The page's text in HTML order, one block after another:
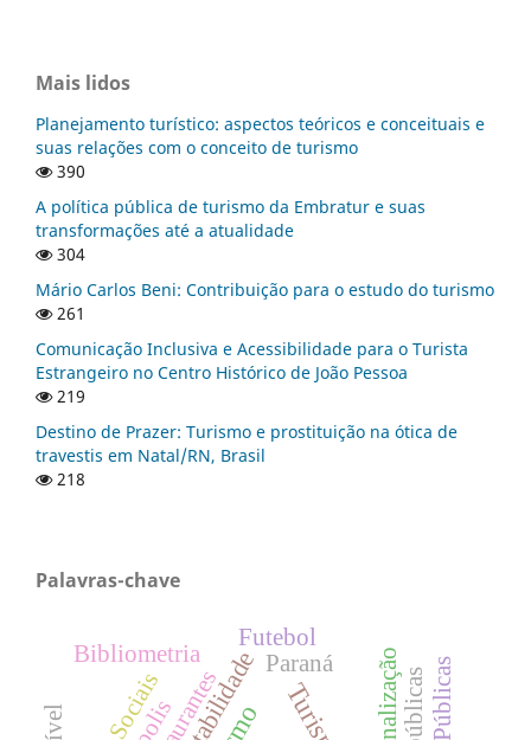
Mais lidos
Planejamento turístico: aspectos teóricos e conceituais e
suas relações com o conceito de turismo
390
A política pública de turismo da Embratur e suas
transformações até a atualidade
304
Mário Carlos Beni: Contribuição para o estudo do turismo
261
Comunicação Inclusiva e Acessibilidade para o Turista
Estrangeiro no Centro Histórico de João Pessoa
219
Destino de Prazer: Turismo e prostituição na ótica de
travestis em Natal/RN, Brasil
218
Palavras-chave
Paraná
Bibliometria
Futebol